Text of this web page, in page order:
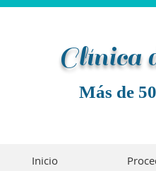
Clínica
Más de
Inicio